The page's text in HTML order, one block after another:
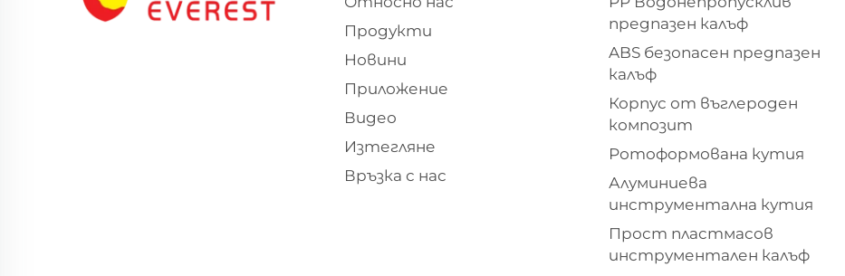
Продукти
Новини
Приложение
Видео
Изтегляне
Връзка с нас
предпазен калъф
ABS безопасен предпазен
калъф
Корпус от въглероден
композит
Ротоформована кутия
Алуминиева
инструментална кутия
Прост пластмасов
инструментален калъф